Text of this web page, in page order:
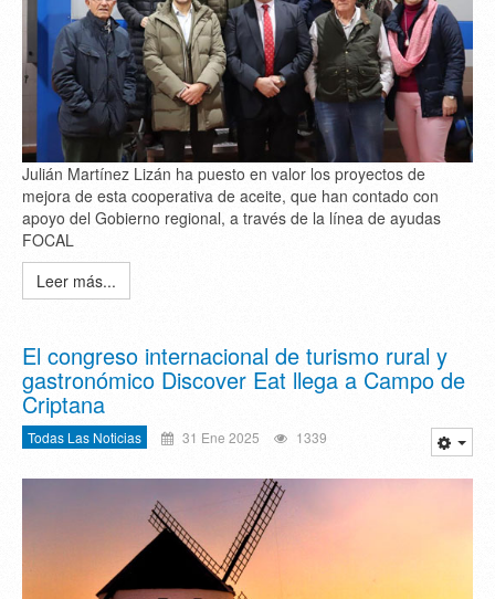
Julián Martínez Lizán ha puesto en valor los proyectos de
mejora de esta cooperativa de aceite, que han contado con
apoyo del Gobierno regional, a través de la línea de ayudas
FOCAL
Leer más...
El congreso internacional de turismo rural y
gastronómico Discover Eat llega a Campo de
Criptana
Todas Las Noticias 31 Ene 2025 1339